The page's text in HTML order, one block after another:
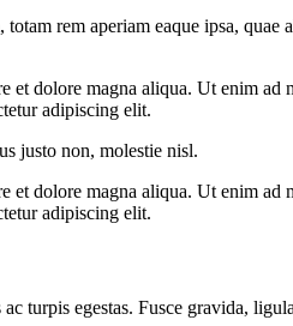
rem aperiam eaque ipsa,
dolore magna aliqua. Ut enim
adipiscing elit.
justo non, molestie nisl.
dolore magna aliqua. Ut enim
adipiscing elit.
turpis egestas. Fusce gravida,